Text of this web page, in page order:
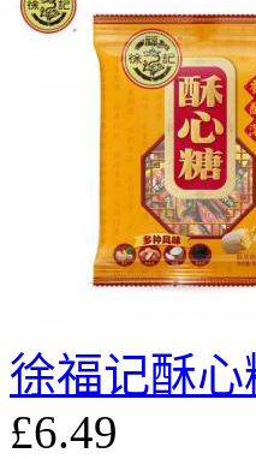
徐福记酥
£6.49